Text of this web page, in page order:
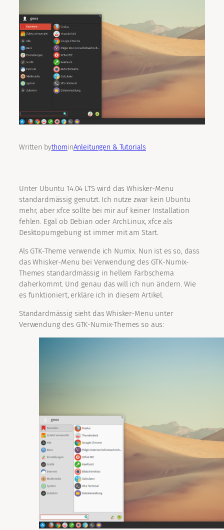
Written bythominAnleitungen & Tutorials
Unter Ubuntu 14.04 LTS wird das Whisker-Menu
standardmässig genutzt. Ich nutze zwar kein Ubuntu
mehr, aber xfce sollte bei mir auf keiner Installation
fehlen. Egal ob Debian oder ArchLinux, xfce als
Desktopumgebung ist immer mit am Start.
Als GTK-Theme verwende ich Numix. Nun ist es so, dass
das Whisker-Menu bei Verwendung des GTK-Numix-
Themes standardmässig in hellem Farbschema
daherkommt. Und genau das will ich nun ändern. Wie
es funktioniert, erkläre ich in diesem Artikel.
Standardmässig sieht das Whisker-Menu unter
Verwendung des GTK-Numix-Themes so aus: